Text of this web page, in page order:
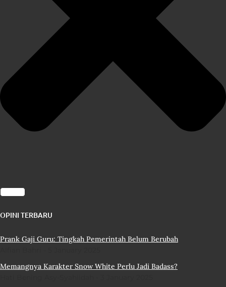
OPINI TERBARU
Prank Gaji Guru: Tingkah Pemerintah Belum Berubah
Memangnya Karakter Snow White Perlu Jadi Badass?